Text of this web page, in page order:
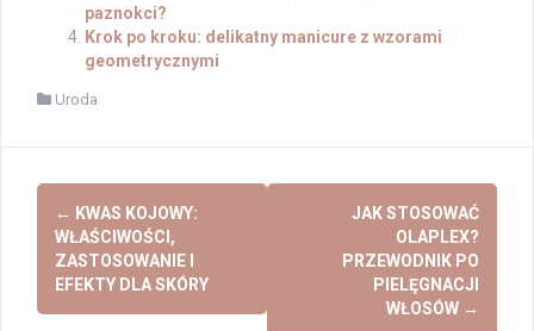
paznokci?
Krok po kroku: delikatny manicure z wzorami
geometrycznymi
Uroda
Post
navigation
← KWAS KOJOWY:
WŁAŚCIWOŚCI,
ZASTOSOWANIE I
EFEKTY DLA SKÓRY
JAK STOSOWAĆ
OLAPLEX?
PRZEWODNIK PO
PIELĘGNACJI
WŁOSÓW →